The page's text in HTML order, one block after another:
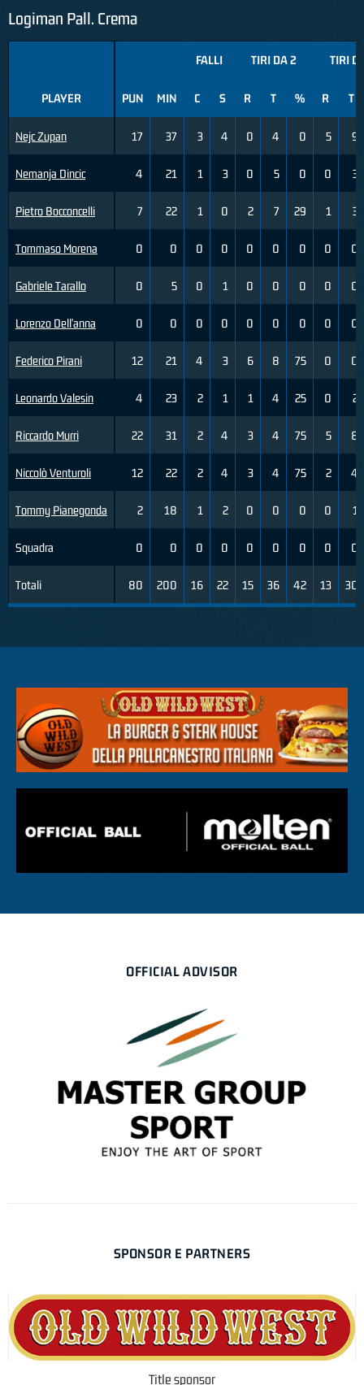
Logiman Pall. Crema
PLAYER
Nejc Zupan
Nemanja Dincic
Pietro Bocconcelli
Tommaso Morena
Gabriele Tarallo
Lorenzo Dell'anna
Federico Pirani
Leonardo Valesin
Riccardo Murri
Niccolò Venturoli
Tommy Pianegonda
Squadra
Totali
FALLI TIRI DA 2 TIRI
PUN MIN C S R T % R T
17 37 3 4 0 4 0 5 9
4 21 1 3 0 5 0 0 3
7 22 1 0 2 7 29 1 3
0 0 0 0 0 0 0 0 0
0 5 0 1 0 0 0 0 0
0 0 0 0 0 0 0 0 0
12 21 4 3 6 8 75 0 0
4 23 2 1 1 4 25 0 2
22 31 2 4 3 4 75 5 8
12 22 2 4 3 4 75 2 4
2 18 1 2 0 0 0 0 1
0 0 0 0 0 0 0 0 0
80 200 16 22 15 36 42 13 30
OFFICIAL ADVISOR
SPONSOR E PARTNERS
Title sponsor